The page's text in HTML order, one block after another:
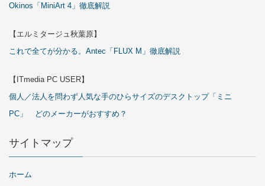
Okinos「MiniArt 4」徹底解説
【エルミタージュ秋葉原】
これで全てが分かる。Antec「FLUX M」徹底解説
【ITmedia PC USER】
個人／法人を問わず人気な手のひらサイズのデスクトップ「ミニ
PC」 どのメーカーがおすすめ？
サイトマップ
ホーム